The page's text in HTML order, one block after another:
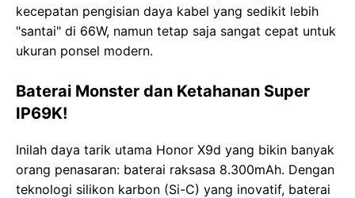
kecepatan pengisian daya kabel yang sedikit lebih
"santai" di 66W, namun tetap saja sangat cepat untuk
ukuran ponsel modern.
Baterai Monster dan Ketahanan Super
IP69K!
Inilah daya tarik utama Honor X9d yang bikin banyak
orang penasaran: baterai raksasa 8.300mAh. Dengan
teknologi silikon karbon (Si-C) yang inovatif, baterai